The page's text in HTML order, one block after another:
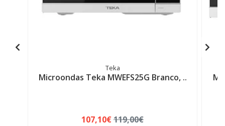
Teka
Microondas Teka MWEFS25G Branco, ..
107,10€119,00€